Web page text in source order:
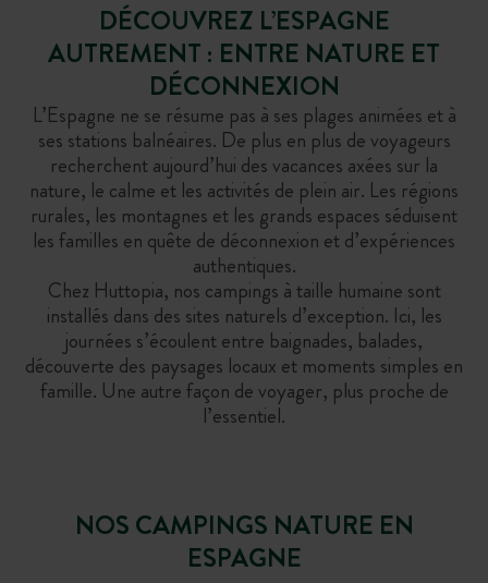
DÉCOUVREZ L’ESPAGNE
AUTREMENT : ENTRE NATURE ET
DÉCONNEXION
L’Espagne ne se résume pas à ses plages animées et à
ses stations balnéaires. De plus en plus de voyageurs
recherchent aujourd’hui des vacances axées sur la
nature, le calme et les activités de plein air. Les régions
rurales, les montagnes et les grands espaces séduisent
les familles en quête de déconnexion et d’expériences
authentiques.
Chez Huttopia, nos campings à taille humaine sont
installés dans des sites naturels d’exception. Ici, les
journées s’écoulent entre baignades, balades,
découverte des paysages locaux et moments simples en
famille. Une autre façon de voyager, plus proche de
l’essentiel.
NOS CAMPINGS NATURE EN
ESPAGNE